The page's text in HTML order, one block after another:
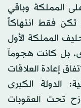
على المملكة وباقي
فقط انتهاكاً
المملكة الأول
بل كانت هجوماً
إعادة العلاقات
الدولة الكبرى
تحت العقوبات